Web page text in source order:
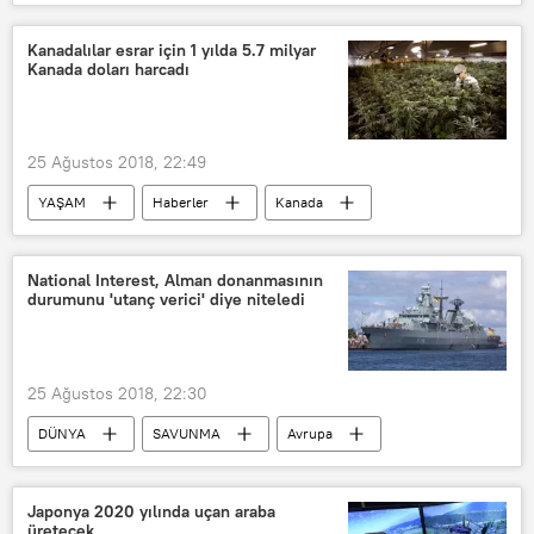
Türkiye
SPOR
Haberler
TÜRKİYE
İngiltere
Jürgen Klopp
Kanadalılar esrar için 1 yılda 5.7 milyar
Kanada doları harcadı
25 Ağustos 2018, 22:49
YAŞAM Haberler
Kanada
Kanada İstatistik Kurumu (StatsCan)
Esrar
National Interest, Alman donanmasının
durumunu 'utanç verici' diye niteledi
25 Ağustos 2018, 22:30
DÜNYA SAVUNMA
Avrupa
Haberler
Almanya
Ursula von der Leyen
Japonya 2020 yılında uçan araba